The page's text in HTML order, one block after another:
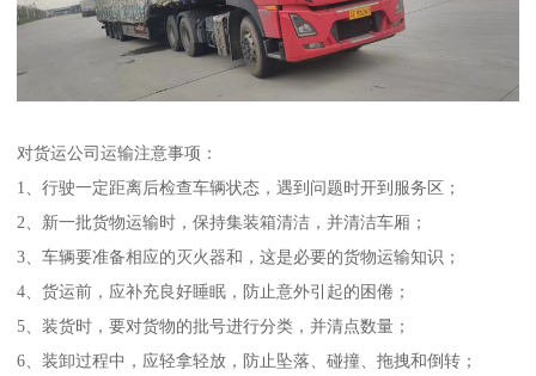
对货运公司运输注意事项：
1、行驶一定距离后检查车辆状态，遇到问题时开到服务区；
2、新一批货物运输时，保持集装箱清洁，并清洁车厢；
3、车辆要准备相应的灭火器和，这是必要的货物运输知识；
4、货运前，应补充良好睡眠，防止意外引起的困倦；
5、装货时，要对货物的批号进行分类，并清点数量；
6、装卸过程中，应轻拿轻放，防止坠落、碰撞、拖拽和倒转；